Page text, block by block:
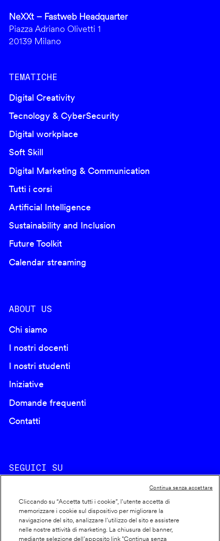
NeXXt – Fastweb Headquarter
Piazza Adriano Olivetti 1
20139 Milano
TEMATICHE
Digital Creativity
Tecnology & CyberSecurity
Digital workplace
Soft Skill
Digital Marketing & Communication
Tutti i corsi
Artificial Intelligence
Sustainability and Inclusion
Future Toolkit
Calendar streaming
ABOUT US
Chi siamo
I nostri docenti
I nostri studenti
Iniziative
Domande frequenti
Contatti
SEGUICI SU
Cookie policy
Cliccando su “Accetta tutti i cookie”, l'utente accetta di
memorizzare i cookie sul dispositivo per migliorare la
navigazione del sito, analizzare l'utilizzo del sito e assistere
nelle nostre attività di marketing. La chiusura del banner,
mediante selezione dell’apposito link "Continua senza
Continua senza accettare